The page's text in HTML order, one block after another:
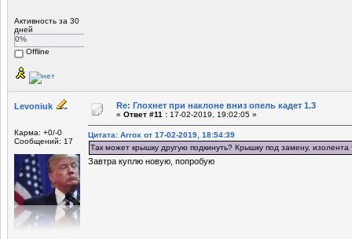
Активность за 30
дней
0%
Offline
Levoniuk
Карма: +0/-0
Сообщений: 17
Re: Глохнет при наклоне вниз опель кадет 1.3
« Ответ #11 : 17-02-2019, 19:02:05 »
Цитата: Arrox от 17-02-2019, 18:54:39
Так может крышку другую подкинуть? Крышку под замену,
Завтра куплю новую, попробую